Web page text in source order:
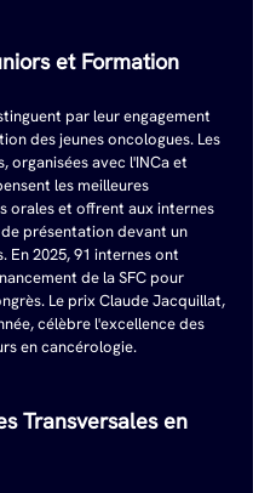
et Formation
par leur engagement
des jeunes oncologues. Les
organisées avec l'INCa et
les meilleures
orales et offrent aux internes
présentation devant un
En 2025, 91 internes ont
de la SFC pour
Le prix Claude Jacquillat,
célèbre l'excellence des
en cancérologie.
Transversales en